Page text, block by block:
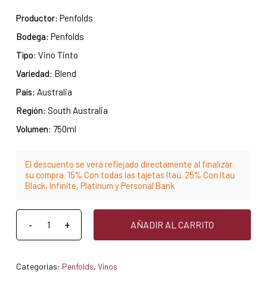
Productor: Penfolds
Bodega: Penfolds
Tipo: Vino Tinto
Variedad: Blend
País: Australia
Región: South Australia
Volumen: 750ml
El descuento se verá reflejado directamente al finalizar
su compra. 15% Con todas las tajetas Itaú. 25% Con Itau
Black, Infinite, Platinum y Personal Bank
AÑADIR AL CARRITO
Categorías: Penfolds, Vinos